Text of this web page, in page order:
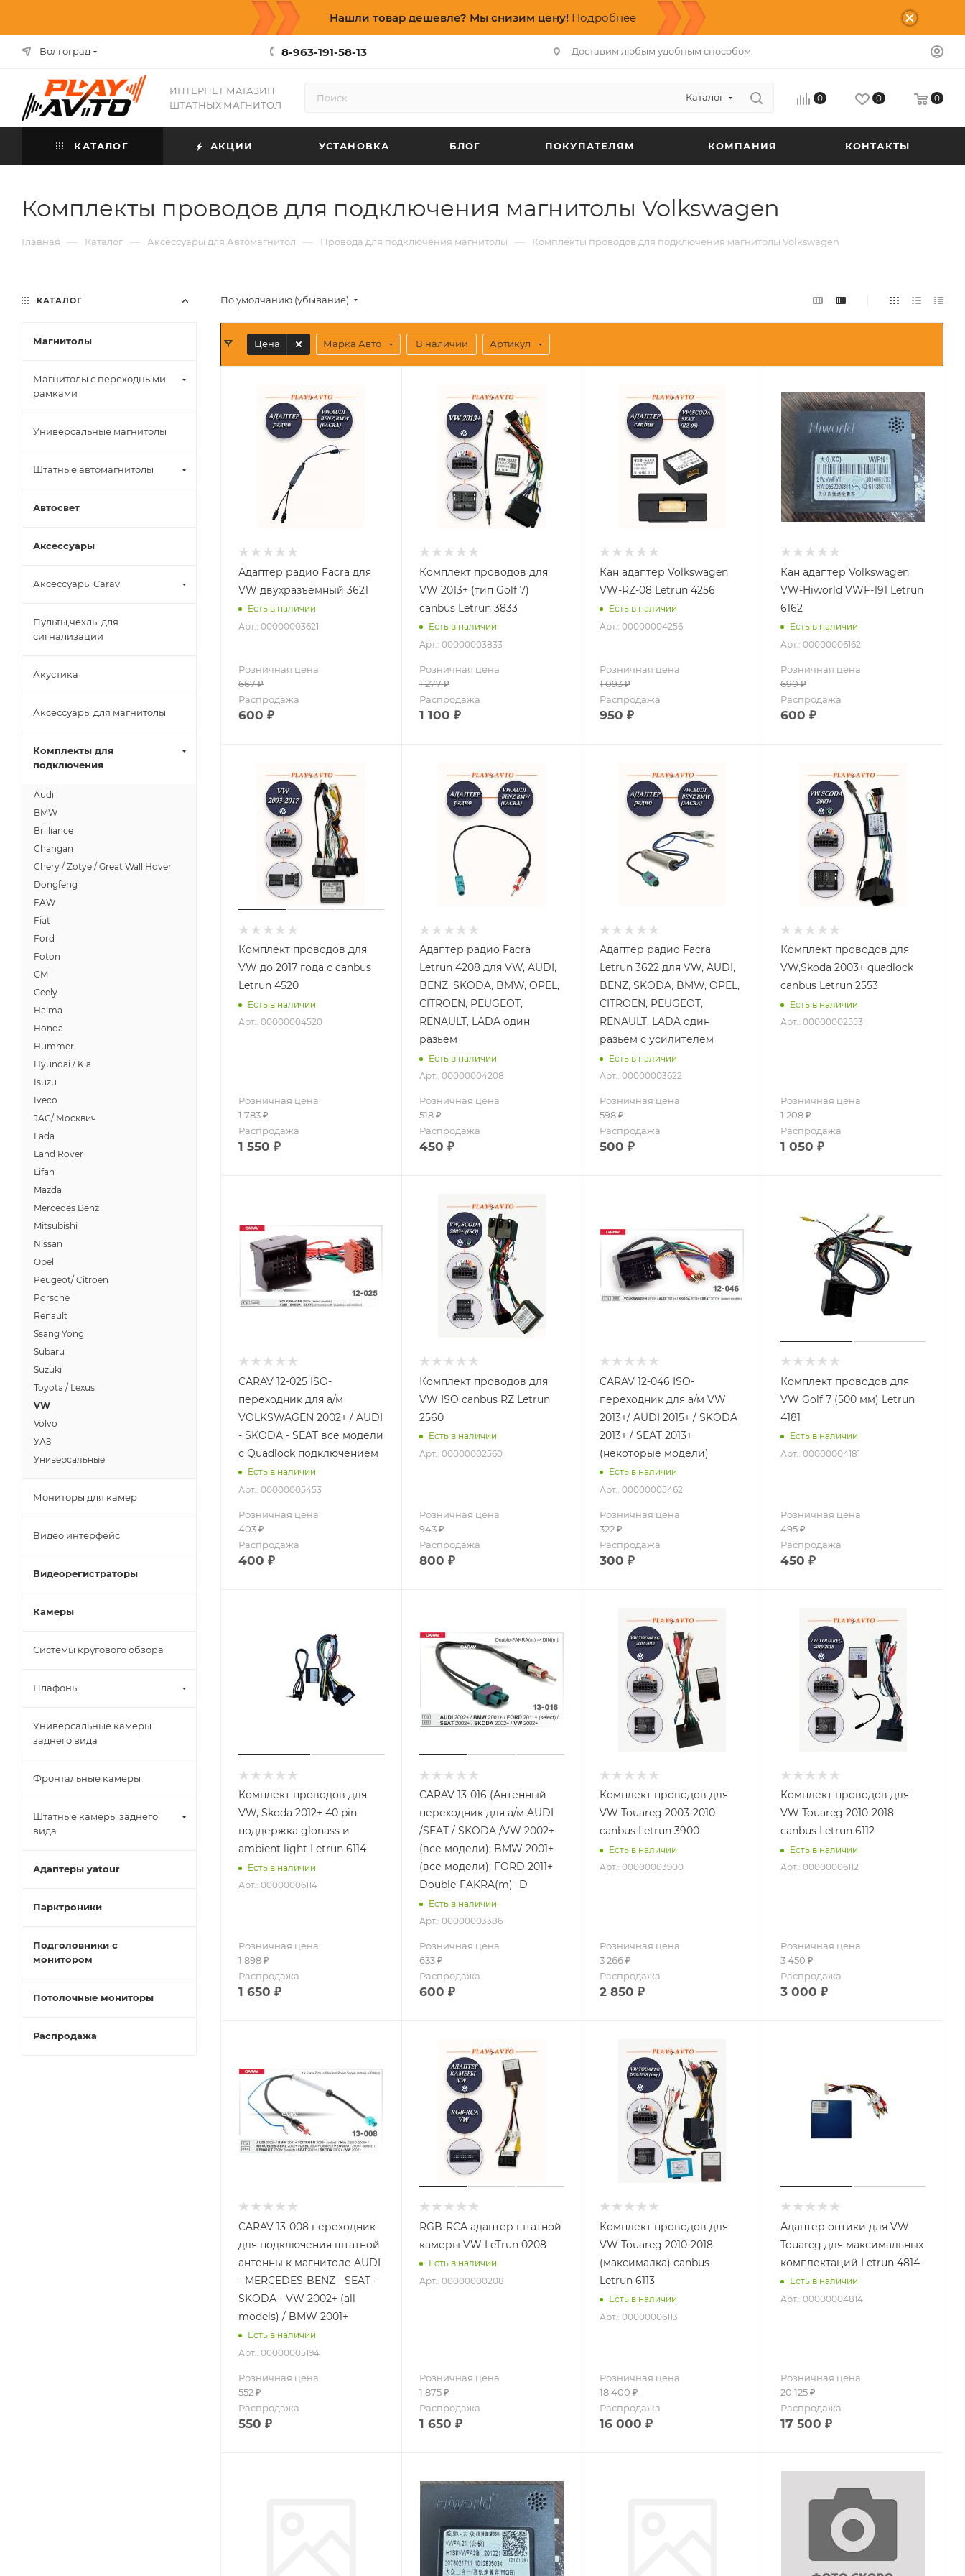
Нашли товар дешевле? Мы снизим цену! Подробнее
Волгоград 8-963-191-58-13 Доставим любым удобным способом.
ИНТЕРНЕТ МАГАЗИН
ШТАТНЫХ МАГНИТОЛ
Каталог 0 0 0
КАТАЛОГ АКЦИИ УСТАНОВКА БЛОГ ПОКУПАТЕЛЯМ КОМПАНИЯ КОНТАКТЫ
Комплекты проводов для подключения магнитолы Volkswagen
Главная — Каталог — Аксессуары для Автомагнитол — Провода для подключения магнитолы — Комплекты проводов для подключения магнитолы Volkswagen
По умолчанию (убывание)
Цена Марка Авто В наличии Артикул
Адаптер радио Facra для
VW двухразъёмный 3621
Есть в наличии
Арт.: 00000003621
Розничная цена
667₽
Распродажа
600 ₽
Комплект проводов для
VW 2013+ (тип Golf 7)
canbus Letrun 3833
Есть в наличии
Арт.: 00000003833
Розничная цена
1 277₽
Распродажа
1 100 ₽
Кан адаптер Volkswagen
VW-RZ-08 Letrun 4256
Есть в наличии
Арт.: 00000004256
Розничная цена
1 093₽
Распродажа
950 ₽
Кан адаптер Volkswagen
VW-Hiworld VWF-191 Letrun
6162
Есть в наличии
Арт.: 00000006162
Розничная цена
690₽
Распродажа
600 ₽
Комплект проводов для
VW до 2017 года с canbus
Letrun 4520
Есть в наличии
Арт.: 00000004520
Розничная цена
1 783₽
Распродажа
1 550 ₽
Адаптер радио Facra
Letrun 4208 для VW, AUDI,
BENZ, SKODA, BMW, OPEL,
CITROEN, PEUGEOT,
RENAULT, LADA один
разьем
Есть в наличии
Арт.: 00000004208
Розничная цена
518₽
Распродажа
450 ₽
Адаптер радио Facra
Letrun 3622 для VW, AUDI,
BENZ, SKODA, BMW, OPEL,
CITROEN, PEUGEOT,
RENAULT, LADA один
разьем с усилителем
Есть в наличии
Арт.: 00000003622
Розничная цена
598₽
Распродажа
500 ₽
Комплект проводов для
VW,Skoda 2003+ quadlock
canbus Letrun 2553
Есть в наличии
Арт.: 00000002553
Розничная цена
1 208₽
Распродажа
1 050 ₽
CARAV 12-025 ISO-
переходник для а/м
VOLKSWAGEN 2002+ / AUDI
- SKODA - SEAT все модели
с Quadlock подключением
Есть в наличии
Арт.: 00000005453
Розничная цена
403₽
Распродажа
400 ₽
Комплект проводов для
VW ISO canbus RZ Letrun
2560
Есть в наличии
Арт.: 00000002560
Розничная цена
943₽
Распродажа
800 ₽
CARAV 12-046 ISO-
переходник для а/м VW
2013+/ AUDI 2015+ / SKODA
2013+ / SEAT 2013+
(некоторые модели)
Есть в наличии
Арт.: 00000005462
Розничная цена
322₽
Распродажа
300 ₽
Комплект проводов для
VW Golf 7 (500 мм) Letrun
4181
Есть в наличии
Арт.: 00000004181
Розничная цена
495₽
Распродажа
450 ₽
Комплект проводов для
VW, Skoda 2012+ 40 pin
поддержка glonass и
ambient light Letrun 6114
Есть в наличии
Арт.: 00000006114
Розничная цена
1 898₽
Распродажа
1 650 ₽
CARAV 13-016 (Антенный
переходник для а/м AUDI
/SEAT / SKODA /VW 2002+
(все модели); BMW 2001+
(все модели); FORD 2011+
Double-FAKRA(m) -D
Есть в наличии
Арт.: 00000003386
Розничная цена
633₽
Распродажа
600 ₽
Комплект проводов для
VW Touareg 2003-2010
canbus Letrun 3900
Есть в наличии
Арт.: 00000003900
Розничная цена
3 266₽
Распродажа
2 850 ₽
Комплект проводов для
VW Touareg 2010-2018
canbus Letrun 6112
Есть в наличии
Арт.: 00000006112
Розничная цена
3 450₽
Распродажа
3 000 ₽
CARAV 13-008 переходник
для подключения штатной
антенны к магнитоле AUDI
- MERCEDES-BENZ - SEAT -
SKODA - VW 2002+ (all
models) / BMW 2001+
Есть в наличии
Арт.: 00000005194
Розничная цена
552₽
Распродажа
550 ₽
RGB-RCA адаптер штатной
камеры VW LeTrun 0208
Есть в наличии
Арт.: 00000000208
Розничная цена
1 875₽
Распродажа
1 650 ₽
Комплект проводов для
VW Touareg 2010-2018
(максималка) canbus
Letrun 6113
Есть в наличии
Арт.: 00000006113
Розничная цена
18 400₽
Распродажа
16 000 ₽
Адаптер оптики для VW
Touareg для максимальных
комплектаций Letrun 4814
Есть в наличии
Арт.: 00000004814
Розничная цена
20 125₽
Распродажа
17 500 ₽
КАТАЛОГ
Магнитолы
Магнитолы с переходными
рамками
Универсальные магнитолы
Штатные автомагнитолы
Автосвет
Аксессуары
Аксессуары Carav
Пульты,чехлы для
сигнализации
Акустика
Аксессуары для магнитолы
Комплекты для
подключения
Audi
BMW
Brilliance
Changan
Chery / Zotye / Great Wall Hover
Dongfeng
FAW
Fiat
Ford
Foton
GM
Geely
Haima
Honda
Hummer
Hyundai / Kia
Isuzu
Iveco
JAC/ Москвич
Lada
Land Rover
Lifan
Mazda
Mercedes Benz
Mitsubishi
Nissan
Opel
Peugeot/ Citroen
Porsche
Renault
Ssang Yong
Subaru
Suzuki
Toyota / Lexus
VW
Volvo
УАЗ
Универсальные
Мониторы для камер
Видео интерфейс
Видеорегистраторы
Камеры
Системы кругового обзора
Плафоны
Универсальные камеры
заднего вида
Фронтальные камеры
Штатные камеры заднего
вида
Адаптеры yatour
Парктроники
Подголовники с
монитором
Потолочные мониторы
Распродажа